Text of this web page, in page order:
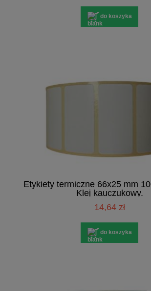
do koszyka
Etykiety termiczne 66x25 mm
Klej kauczukowy.
14,64 zł
do koszyka